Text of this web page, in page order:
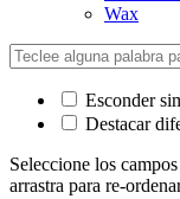
Wax
Esconder
Destacar
Seleccione los
arrastra para re-